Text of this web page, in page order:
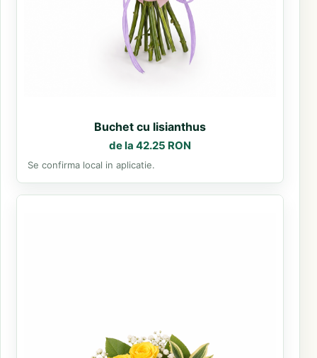
Buchet cu lisianthus
de la 42.25 RON
Se confirma local in aplicatie.